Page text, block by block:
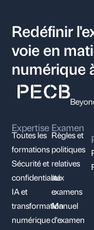
Redéfinir
voie en
numérique
Expertise
Toutes les
formations
Sécurité et
confidentialité
IA et
transformation
numérique
Examen
Règles et
politiques
relatives
aux
examens
Manuel
d'examen